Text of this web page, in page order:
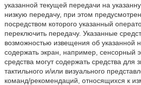
указанной текущей передачи на
низкую передачу, при этом
посредством которого указанный
переключить передачу. Указанные
возможностью извещения об указанной
содержать экран, например, сенсорный
средства могут содержать средства для
тактильного и/или визуального
команд/рекомендаций, относящихся к